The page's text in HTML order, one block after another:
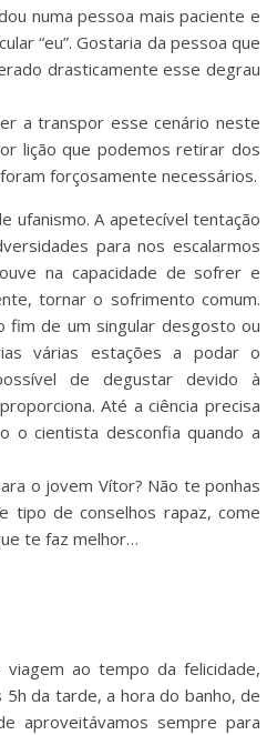
numa pessoa mais paciente e
“eu”. Gostaria da pessoa que
drasticamente esse degrau
a transpor esse cenário neste
lição que podemos retirar dos
forçosamente necessários.
ufanismo. A apetecível tentação
para nos escalarmos
na capacidade de sofrer e
tornar o sofrimento comum.
fim de um singular desgosto ou
várias estações a podar o
de degustar devido à
Até a ciência precisa
o cientista desconfia quando a
o jovem Vítor? Não te ponhas
tipo de conselhos rapaz, come
te faz melhor…
ao tempo da felicidade,
5h da tarde, a hora do banho, de
aproveitávamos sempre para